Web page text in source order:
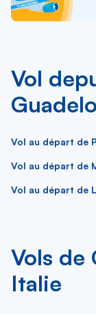
Vol
Vol au départ de
Vol au départ de
Vol au départ de
Vols de
Italie